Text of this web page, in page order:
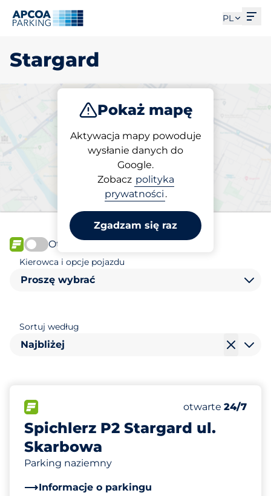
PL
Stargard
Pokaż mapę
Aktywacja mapy powoduje
wysłanie danych do
Google.
Zobacz polityka
prywatności .
Zgadzam się raz
Parkuj
Wybierz miejsce
parkingowe w Stargard
FLOW
Otwórz teraz
Kierowca i opcje pojazdu
Proszę wybrać
Sortuj według
Najbliżej
Spichlerz P2 Stargard ul.
Skarbowa
Parking naziemny
Informacje o parkingu
Liczba miejsc
Całkowita
Piątek&nbsp
otwarte 24/7